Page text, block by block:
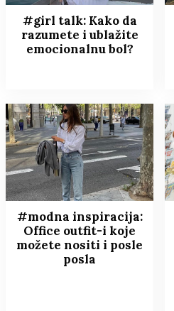
#girl talk: Kako da
razumete i ublažite
emocionalnu bol?
#modna inspiracija:
Office outfit-i koje
možete nositi i posle
posla